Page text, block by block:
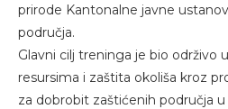
prirode Kantonalne javne
područja.
Glavni cilj treninga je bio održivo
resursima i zaštita okoliša kroz
za dobrobit zaštićenih područja